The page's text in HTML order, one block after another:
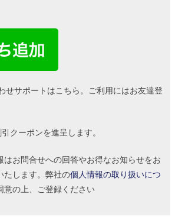
せサポートはこちら。ご利用にはお友達登
クーポンを進呈します。
お問合せへの回答やお得なお知らせをお
たします。弊社の個人情報の取り扱いにつ
意の上、ご登録ください